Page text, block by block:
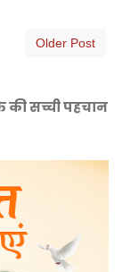
Older Post
की सच्ची पहचान